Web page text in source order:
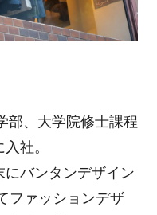
部、大学院修士課程
社。
バンタンデザイン
ファッションデザ